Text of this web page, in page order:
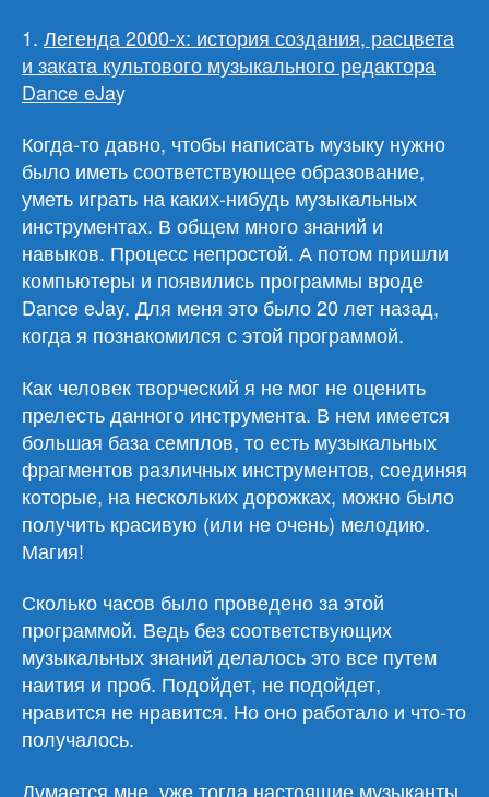
1. Легенда 2000-х: история создания, расцвета
и заката культового музыкального редактора
Dance eJay
Когда-то давно, чтобы написать музыку нужно
было иметь соответствующее образование,
уметь играть на каких-нибудь музыкальных
инструментах. В общем много знаний и
навыков. Процесс непростой. А потом пришли
компьютеры и появились программы вроде
Dance eJay. Для меня это было 20 лет назад,
когда я познакомился с этой программой.
Как человек творческий я не мог не оценить
прелесть данного инструмента. В нем имеется
большая база семплов, то есть музыкальных
фрагментов различных инструментов, соединяя
которые, на нескольких дорожках, можно было
получить красивую (или не очень) мелодию.
Магия!
Сколько часов было проведено за этой
программой. Ведь без соответствующих
музыкальных знаний делалось это все путем
наития и проб. Подойдет, не подойдет,
нравится не нравится. Но оно работало и что-то
получалось.
Думается мне, уже тогда настоящие музыканты